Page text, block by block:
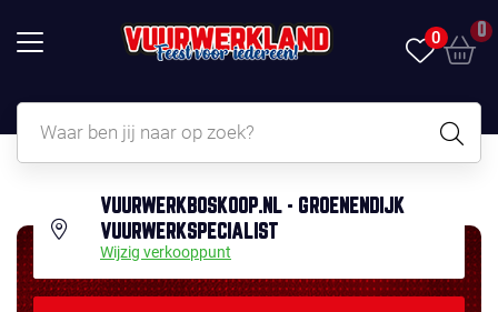
0 0
VUURWERKBOSKOOP.NL - GROENENDIJK
VUURWERKSPECIALIST
Wijzig verkooppunt